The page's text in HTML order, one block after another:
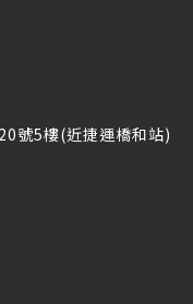
號5樓(近捷運橋和站)